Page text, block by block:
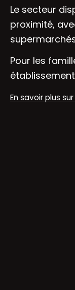
Le secteur
proximité,
Pour les
En savoir plus sur